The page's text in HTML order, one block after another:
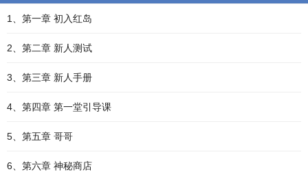
1、第一章 初入红岛
2、第二章 新人测试
3、第三章 新人手册
4、第四章 第一堂引导课
5、第五章 哥哥
6、第六章 神秘商店